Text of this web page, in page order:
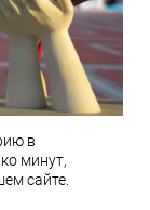
в
минут,
сайте.